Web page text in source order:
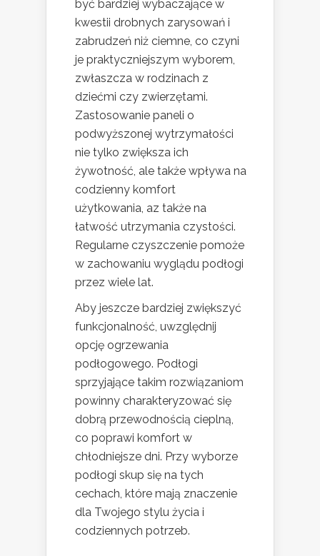
być bardziej wybaczające w
kwestii drobnych zarysowań i
zabrudzeń niż ciemne, co czyni
je praktyczniejszym wyborem,
zwłaszcza w rodzinach z
dziećmi czy zwierzętami.
Zastosowanie paneli o
podwyższonej wytrzymałości
nie tylko zwiększa ich
żywotność, ale także wpływa na
codzienny komfort
użytkowania, az także na
łatwość utrzymania czystości.
Regularne czyszczenie pomoże
w zachowaniu wyglądu podłogi
przez wiele lat.
Aby jeszcze bardziej zwiększyć
funkcjonalność, uwzględnij
opcję ogrzewania
podłogowego. Podłogi
sprzyjające takim rozwiązaniom
powinny charakteryzować się
dobrą przewodnością cieplną,
co poprawi komfort w
chłodniejsze dni. Przy wyborze
podłogi skup się na tych
cechach, które mają znaczenie
dla Twojego stylu życia i
codziennych potrzeb.